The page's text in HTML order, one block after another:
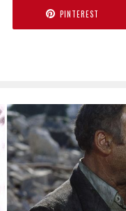
PINTEREST